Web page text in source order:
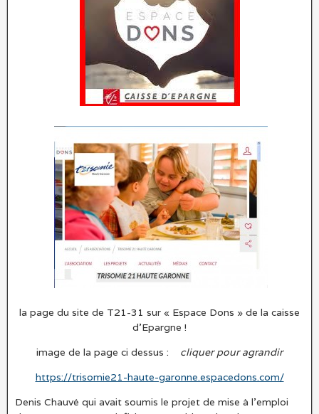
la page du site de T21-31 sur « Espace Dons » de la caisse
d’Epargne !
image de la page ci dessus : cliquer pour agrandir
https://trisomie21-haute-garonne.espacedons.com/
Denis Chauvé qui avait soumis le projet de mise à l’emploi